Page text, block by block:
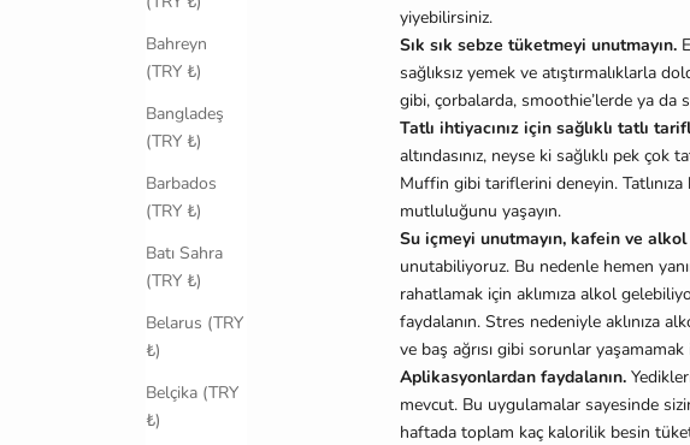
Bahreyn
(TRY ₺)
Bangladeş
(TRY ₺)
Barbados
(TRY ₺)
Batı Sahra
(TRY ₺)
Belarus (TRY
₺)
Belçika (TRY
₺)
yiyebilirsiniz.
Sık sık sebze tüketmeyi unutmayın.
sağlıksız yemek ve atıştırmalıklarla
gibi, çorbalarda, smoothie’lerde ya da
Tatlı ihtiyacınız için sağlıklı tatlı
altındasınız, neyse ki sağlıklı pek
Muffin gibi tariflerini deneyin. Tatlınıza
mutluluğunu yaşayın.
Su içmeyi unutmayın, kafein ve alkol
unutabiliyoruz. Bu nedenle hemen
rahatlamak için aklımıza alkol
faydalanın. Stres nedeniyle aklınıza
ve baş ağrısı gibi sorunlar
Aplikasyonlardan faydalanın.
mevcut. Bu uygulamalar sayesinde
haftada toplam kaç kalorilik besin